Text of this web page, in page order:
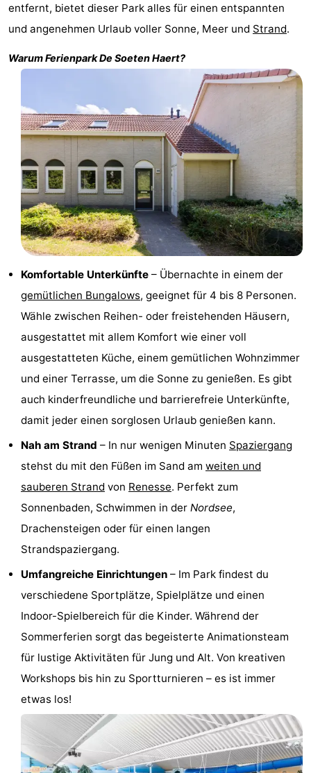
Zélande
Resort
Haamstede
-
Résidence
Hof
van
Haamstede
-
Schouwse
Valleien
Soeten
Haert
Wijde
Blick
Zeeland
Village
Zeeuwse
Kust
Zonnedorp
-
Hof
van
Haamstede
Hotels
Zimmer
(mit
Frühstück)
Lastminutes
Strand
Denkmäler
Mühlen
Aussichtspunkte
Attraktionen
Rundfahrten
Spielplätze
Indoor-
entfernt, bietet dieser Park alles für einen entspannten
und angenehmen Urlaub voller Sonne, Meer und Strand.
Warum FerienparkDe Soeten Haert?
Komfortable Unterkünfte – Übernachte in einem der
gemütlichen Bungalows, geeignet für 4 bis 8 Personen.
Wähle zwischen Reihen- oder freistehenden Häusern,
ausgestattet mit allem Komfort wie einer voll
ausgestatteten Küche, einem gemütlichen Wohnzimmer
und einer Terrasse, um die Sonne zu genießen. Es gibt
auch kinderfreundliche und barrierefreie Unterkünfte,
damit jeder einen sorglosen Urlaub genießen kann.
Nah am Strand – In nur wenigen Minuten Spaziergang
stehst du mit den Füßen im Sand am weiten und
sauberen Strand von Renesse. Perfekt zum
Sonnenbaden, Schwimmen in der Nordsee,
Drachensteigen oder für einen langen
Strandspaziergang.
Umfangreiche Einrichtungen – Im Park findest du
verschiedene Sportplätze, Spielplätze und einen
Indoor-Spielbereich für die Kinder. Während der
Sommerferien sorgt das begeisterte Animationsteam
für lustige Aktivitäten für Jung und Alt. Von kreativen
Workshops bis hin zu Sportturnieren – es ist immer
etwas los!